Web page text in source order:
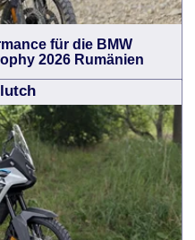
für die BMW
2026 Rumänien